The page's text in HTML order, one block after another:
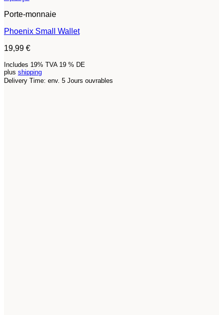
Porte-monnaie
Phoenix Small Wallet
19,99 €
Includes 19% TVA 19 % DE
plus shipping
Delivery Time: env. 5 Jours ouvrables